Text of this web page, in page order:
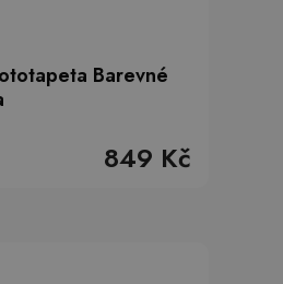
Barevné
849 Kč